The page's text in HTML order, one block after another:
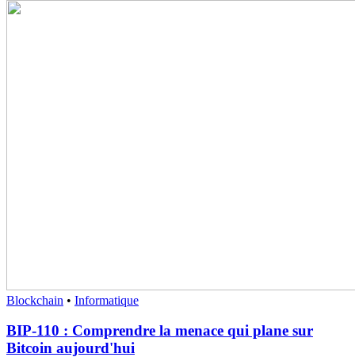
Blockchain • Informatique
BIP-110 : Comprendre la menace qui plane sur
Bitcoin aujourd'hui